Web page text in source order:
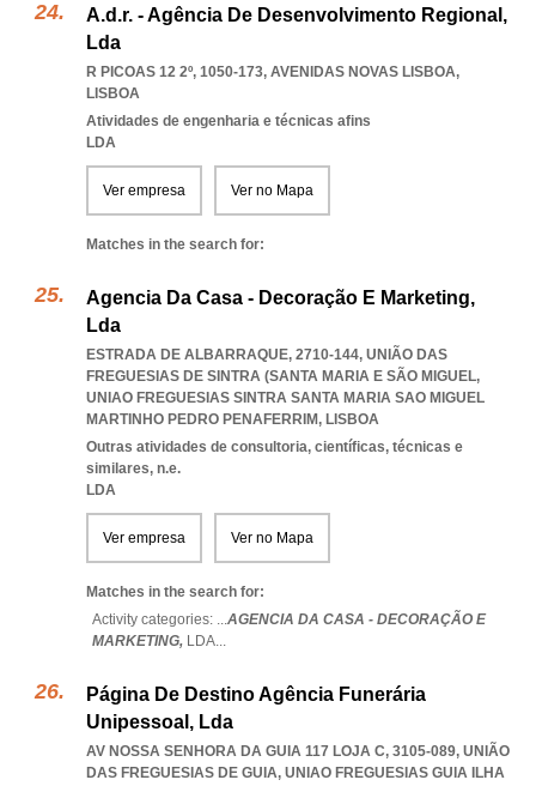
A.d.r. - Agência De Desenvolvimento Regional,
Lda
R PICOAS 12 2º, 1050-173, AVENIDAS NOVAS LISBOA,
LISBOA
Atividades de engenharia e técnicas afins
LDA
Ver empresa Ver no Mapa
Matches in the search for:
Agencia Da Casa - Decoração E Marketing,
Lda
ESTRADA DE ALBARRAQUE, 2710-144, UNIÃO DAS
FREGUESIAS DE SINTRA (SANTA MARIA E SÃO MIGUEL,
UNIAO FREGUESIAS SINTRA SANTA MARIA SAO MIGUEL
MARTINHO PEDRO PENAFERRIM, LISBOA
Outras atividades de consultoria, científicas, técnicas e
similares, n.e.
LDA
Ver empresa Ver no Mapa
Matches in the search for:
Activity categories: ...AGENCIA DA CASA - DECORAÇÃO E
MARKETING, LDA...
Página De Destino Agência Funerária
Unipessoal, Lda
AV NOSSA SENHORA DA GUIA 117 LOJA C, 3105-089, UNIÃO
DAS FREGUESIAS DE GUIA, UNIAO FREGUESIAS GUIA ILHA